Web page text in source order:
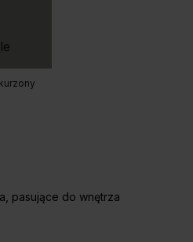
pasujące do wnętrza